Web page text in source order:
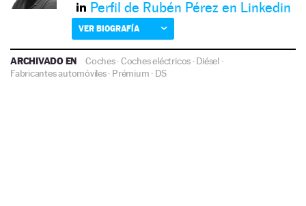
Perfil de Rubén Pérez en Linkedin
VER BIOGRAFÍA
ARCHIVADO EN Coches·Coches eléctricos ·Diésel·
Fabricantes automóviles· Prémium · DS